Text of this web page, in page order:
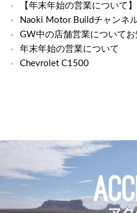
【年末年始の営業について】
Naoki Motor Buildチャンネ
GW中の店舗営業についてお
年末年始の営業について
Chevrolet C1500